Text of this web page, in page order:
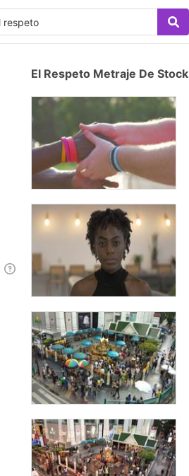
El Respeto Metraje De Stock